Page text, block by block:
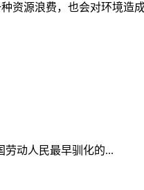
资源浪费，也会对环境造
劳动人民最早驯化的...